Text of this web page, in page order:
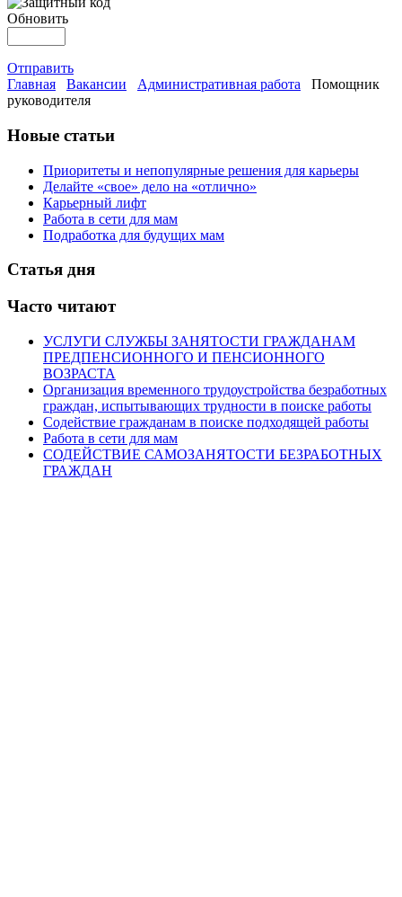
Обновить
Отправить
Главная
Вакансии Административная работа
Помощник
руководителя
Новые статьи
Приоритеты и непопулярные решения для карьеры
Делайте «свое» дело на «отлично»
Карьерный лифт
Работа в сети для мам
Подработка для будущих мам
Статья дня
Часто читают
УСЛУГИ СЛУЖБЫ ЗАНЯТОСТИ ГРАЖДАНАМ
ПРЕДПЕНСИОННОГО И ПЕНСИОННОГО
ВОЗРАСТА
Организация временного трудоустройства безработных
граждан, испытывающих трудности в поиске работы
Содействие гражданам в поиске подходящей работы
Работа в сети для мам
СОДЕЙСТВИЕ САМОЗАНЯТОСТИ БЕЗРАБОТНЫХ
ГРАЖДАН